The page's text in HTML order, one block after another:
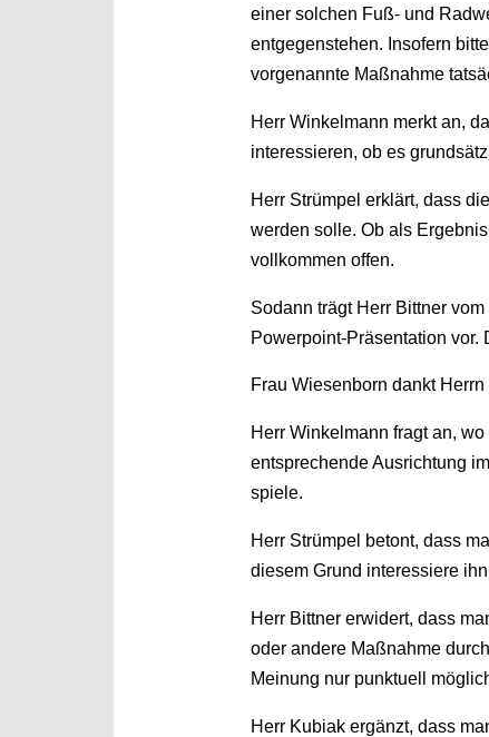
einer solchen Fuß- und
entgegenstehen. Insofern
vorgenannte Maßnahme
Herr Winkelmann merkt an,
interessieren, ob es
Herr Strümpel erklärt, dass
werden solle. Ob als
vollkommen offen.
Sodann trägt Herr Bittner
Powerpoint-Präsentation
Frau Wiesenborn dankt
Herr Winkelmann fragt an,
entsprechende Ausrichtung
spiele.
Herr Strümpel betont, dass
diesem Grund interessiere
Herr Bittner erwidert, dass
oder andere Maßnahme
Meinung nur punktuell
Herr Kubiak ergänzt, dass